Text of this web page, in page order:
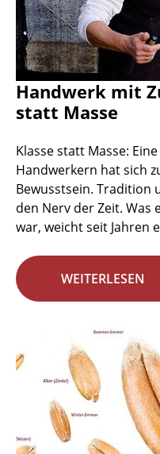
Handwerk mit
statt Masse
Klasse statt Masse:
Handwerkern hat sich
Bewusstsein. Tradition
den Nerv der Zeit. Was
war, weicht seit Jahren
WEITERLESEN